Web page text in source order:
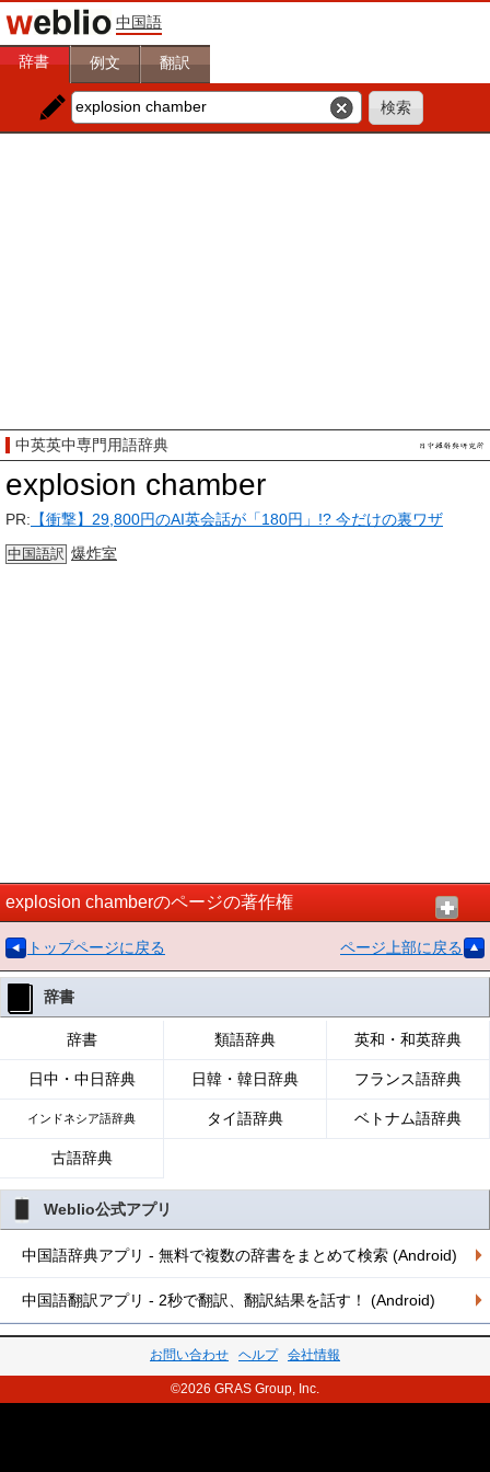
中国語
辞書 例文 翻訳
中英英中専門用語辞典
explosion chamber
PR: 【衝撃】29,800円のAI英会話が「180円」!? 今だけの裏ワザ
中国語訳 爆炸室
explosion chamberのページの著作権
トップページに戻る ページ上部に戻る
辞書
辞書 類語辞典 英和・和英辞典
日中・中日辞典 日韓・韓日辞典 フランス語辞典
インドネシア語辞典 タイ語辞典 ベトナム語辞典
古語辞典
Weblio公式アプリ
中国語辞典アプリ - 無料で複数の辞書をまとめて検索 (Android)
中国語翻訳アプリ - 2秒で翻訳、翻訳結果を話す！ (Android)
お問い合わせ ヘルプ 会社情報
©2026 GRAS Group, Inc.